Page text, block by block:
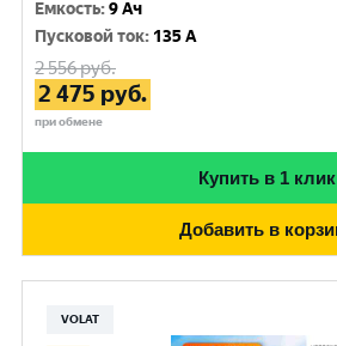
Емкость:9 Ач
Пусковой ток: 135 A
2 556руб.
2 475 руб.
при обмене
Купить в 1 клик
Добавить в
VOLAT